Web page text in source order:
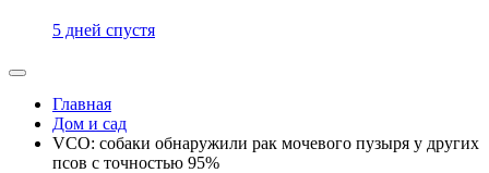
5 дней спустя
Главная
Дом и сад
VCO: собаки обнаружили рак мочевого пузыря у других
псов с точностью 95%